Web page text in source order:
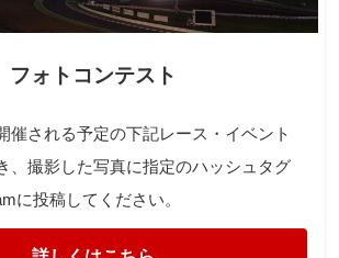
フォトコンテスト
催される予定の下記レース・イベント
、撮影した写真に指定のハッシュタグ
に投稿してください。